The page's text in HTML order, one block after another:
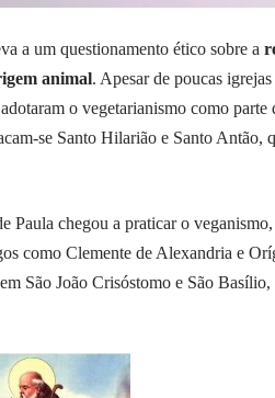
a um questionamento ético sobre a
animal. Apesar de poucas
o vegetarianismo como
se Santo Hilarião e Santo Antão,
Paula chegou a praticar o
como Clemente de Alexandria e
São João Crisóstomo e São